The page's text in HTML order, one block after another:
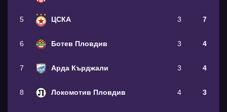
5 ЦСКА 3 7
6 Ботев Пловдив 3 4
7 Арда Кърджали 3 4
8 Локомотив Пловдив 4 3